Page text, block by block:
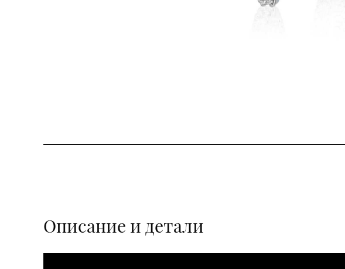
Описание и детали